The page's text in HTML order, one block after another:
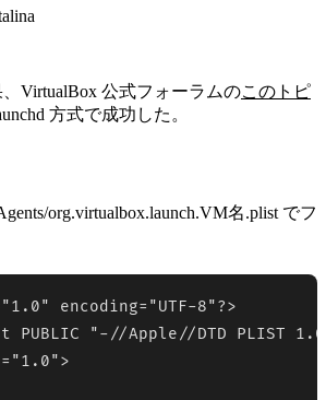
VirtualBox 公式フォーラムのこのトピ
方式で成功した。
org.virtualbox.launch.VM名.plist でフ
encoding="UTF-8"?>
PUBLIC "-//Apple//DTD PLIST